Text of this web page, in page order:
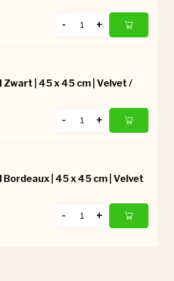
- +
| 45 x 45 cm | Velvet /
- +
| 45 x 45 cm | Velvet
- +